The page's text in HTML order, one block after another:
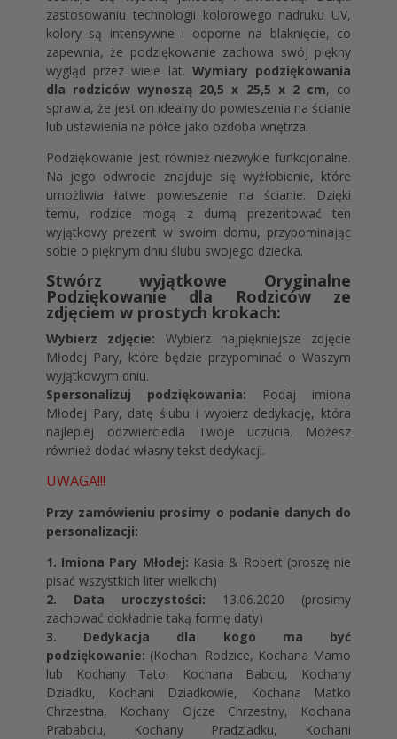
zastosowaniu technologii kolorowego nadruku UV,
kolory są intensywne i odporne na blaknięcie, co
zapewnia, że podziękowanie zachowa swój piękny
wygląd przez wiele lat. Wymiary podziękowania
dla rodziców wynoszą 20,5 x 25,5 x 2 cm, co
sprawia, że jest on idealny do powieszenia na ścianie
lub ustawienia na półce jako ozdoba wnętrza.
Podziękowanie jest również niezwykle funkcjonalne.
Na jego odwrocie znajduje się wyżłobienie, które
umożliwia łatwe powieszenie na ścianie. Dzięki
temu, rodzice mogą z dumą prezentować ten
wyjątkowy prezent w swoim domu, przypominając
sobie o pięknym dniu ślubu swojego dziecka.
Stwórz wyjątkowe Oryginalne
Podziękowanie dla Rodziców ze
zdjęciem w prostych krokach:
Wybierz zdjęcie: Wybierz najpiękniejsze zdjęcie
Młodej Pary, które będzie przypominać o Waszym
wyjątkowym dniu.
Spersonalizuj podziękowania: Podaj imiona
Młodej Pary, datę ślubu i wybierz dedykację, która
najlepiej odzwierciedla Twoje uczucia. Możesz
również dodać własny tekst dedykacji.
UWAGA!!!
Przy zamówieniu prosimy o podanie danych do
personalizacji:
1. Imiona Pary Młodej: Kasia & Robert (proszę nie
pisać wszystkich liter wielkich)
2. Data uroczystości: 13.06.2020 (prosimy
zachować dokładnie taką formę daty)
3. Dedykacja dla kogo ma być
podziękowanie: (Kochani Rodzice, Kochana Mamo
lub Kochany Tato, Kochana Babciu, Kochany
Dziadku, Kochani Dziadkowie, Kochana Matko
Chrzestna, Kochany Ojcze Chrzestny, Kochana
Prababciu, Kochany Pradziadku, Kochani